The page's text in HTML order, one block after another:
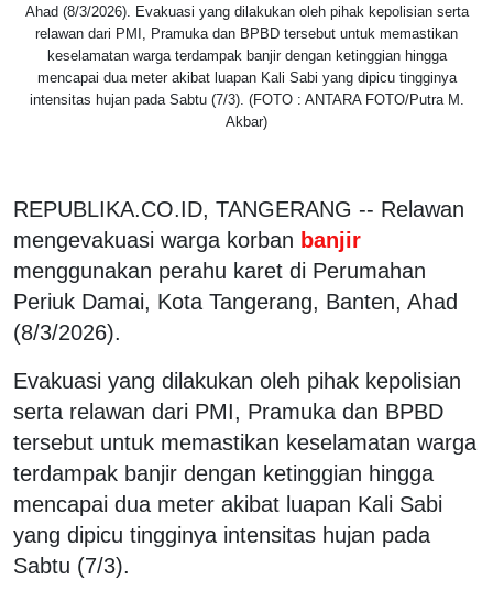
Ahad (8/3/2026). Evakuasi yang dilakukan oleh pihak kepolisian serta
relawan dari PMI, Pramuka dan BPBD tersebut untuk memastikan
keselamatan warga terdampak banjir dengan ketinggian hingga
mencapai dua meter akibat luapan Kali Sabi yang dipicu tingginya
intensitas hujan pada Sabtu (7/3). (FOTO : ANTARA FOTO/Putra M.
Akbar)
REPUBLIKA.CO.ID, TANGERANG -- Relawan
mengevakuasi warga korban banjir
menggunakan perahu karet di Perumahan
Periuk Damai, Kota Tangerang, Banten, Ahad
(8/3/2026).
Evakuasi yang dilakukan oleh pihak kepolisian
serta relawan dari PMI, Pramuka dan BPBD
tersebut untuk memastikan keselamatan warga
terdampak banjir dengan ketinggian hingga
mencapai dua meter akibat luapan Kali Sabi
yang dipicu tingginya intensitas hujan pada
Sabtu (7/3).